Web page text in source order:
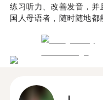
练习听力、改善发音，
国人母语者，随时随地都